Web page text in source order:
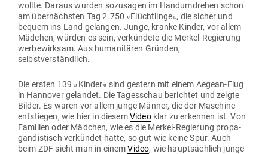
wollte. Daraus wurden sozu­sagen im Hand­um­drehen schon
am über­nächsten Tag 2.750 »Flücht­linge«, die sicher und
bequem ins Land gelangen. Junge, kranke Kinder, vor allem
Mädchen, würden es sein, ver­kündete die Merkel-Regierung
wer­be­wirksam. Aus huma­ni­tären Gründen,
selbstverständlich.
Die ersten 139 »Kinder« sind gestern mit einem Aegean-Flug
in Han­nover gelandet. Die Tages­schau berichtet und zeigte
Bilder. Es waren vor allem junge Männer, die der Maschine
ent­stiegen, wie hier in diesemVideoklar zu erkennen ist. Von
Familien oder Mädchen, wie es die Merkel-Regierung pro­pa­
gan­dis­tisch ver­kündet hatte, so gut wie keine Spur. Auch
beim ZDF sieht man in einemVideo, wie haupt­sächlich junge